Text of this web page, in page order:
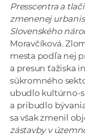
Presscentra a
zmenenej
Slovenského
Moravčíková.
mesta podľa nej
a presun ťažiska
súkromného
ubudlo kultúrno-
a pribudlo
sa však zmenil
zástavby v